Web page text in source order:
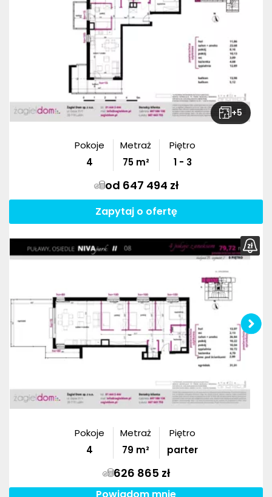
+5
Pokoje
4
Metraż
75m²
Piętro
1 - 3
od 647 494 zł
Zapytaj o ofertę
Pokoje
4
Metraż
79 m²
Piętro
parter
626 865 zł